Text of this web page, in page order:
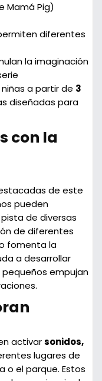
Mamá Pig)
diferentes
la imaginación
a partir de 3
diseñadas para
con la
de este
pueden
de diversas
de diferentes
fomenta la
a desarrollar
empujan
activarsonidos,
lugares de
o el parque. Estos